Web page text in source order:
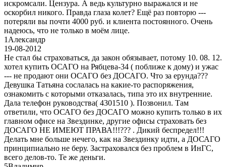
искромсали. Цензура. А ведь культурно выражался и не
оскорбил никого. Правда глаза колет? Ещё раз повторю ---
потеряли вы почти 4000 руб. и клиента постоянного. Очень
надеюсь, что не только в моём лице.
1 Александр
19-08-2012
Не стал бы страховаться, да закон обязывает, потому 10. 08. 12.
хотел купить ОСАГО на Рябцева-34 ( поближе к дому) и ужас
--- не продают они ОСАГО без ДОСАГО. Что за ерунда???
Девушка Татьяна сослалась на какие-то распоряжения,
ознакомить с которыми отказалась, типа это их внутренние.
Дала телефон руководства( 4301510 ). Позвонил. Там
ответили, что ОСАГО без ДОСАГО можно купить только в их
главном офисе на Звездинке, другие офисы страховать без
ДОСАГО НЕ ИМЕЮТ ПРАВА!!!??? . Дикий беспредел!!!
Делать мне больше нечего, как на Звездинку идти, а ДОСАГО
принципиально не беру. Застраховался без проблем в ИнГС,
всего делов-то. Те же деньги.